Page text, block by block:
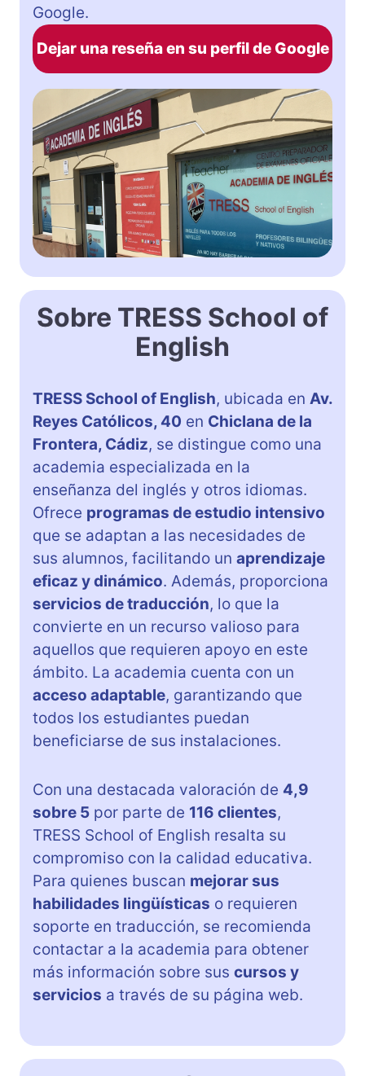
Google.
Dejar una reseña en su perfil de Google
Sobre TRESS School of
English
TRESS School of English, ubicada en Av.
Reyes Católicos, 40 en Chiclana de la
Frontera, Cádiz, se distingue como una
academia especializada en la
enseñanza del inglés y otros idiomas.
Ofrece programas de estudio intensivo
que se adaptan a las necesidades de
sus alumnos, facilitando un aprendizaje
eficaz y dinámico. Además, proporciona
servicios de traducción, lo que la
convierte en un recurso valioso para
aquellos que requieren apoyo en este
ámbito. La academia cuenta con un
acceso adaptable, garantizando que
todos los estudiantes puedan
beneficiarse de sus instalaciones.
Con una destacada valoración de 4,9
sobre 5 por parte de 116 clientes,
TRESS School of English resalta su
compromiso con la calidad educativa.
Para quienes buscan mejorar sus
habilidades lingüísticas o requieren
soporte en traducción, se recomienda
contactar a la academia para obtener
más información sobre sus cursos y
servicios a través de su página web.